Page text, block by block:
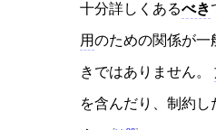
十分詳しくあるべき
用のための関係が一
きではありません。
を含んだり、制約し